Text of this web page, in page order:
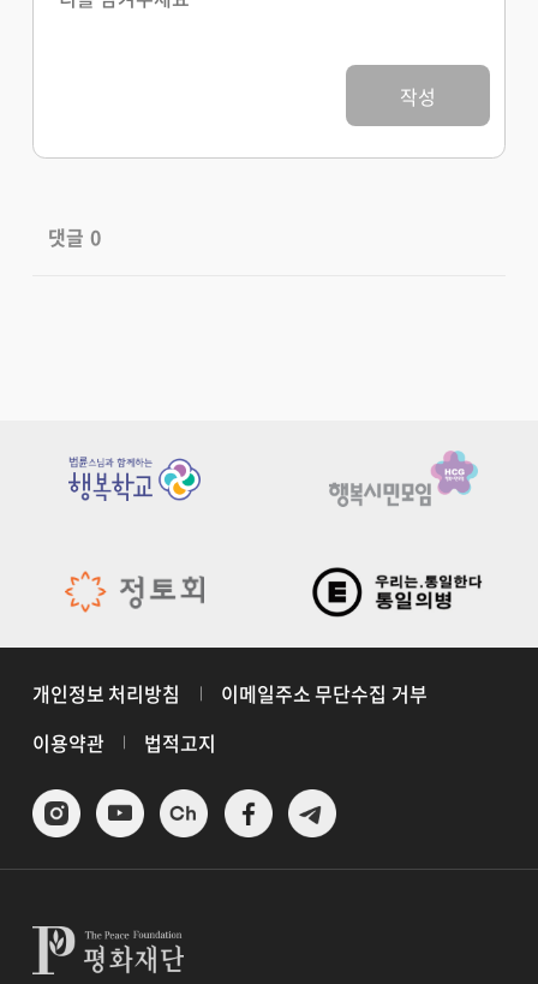
작성
댓글 0
개인정보 처리방침
이메일주소 무단수집 거부
이용약관
법적고지